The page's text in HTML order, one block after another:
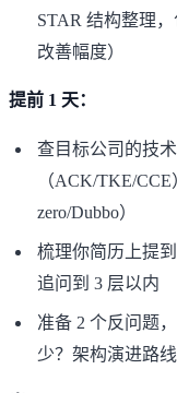
STAR 结构整理
改善幅度）
提前 1 天：
查目标公司的技
（ACK/TKE/
zero/Dubbo）
梳理你简历上提
追问到 3 层以内
准备 2 个反问题
少？架构演进路